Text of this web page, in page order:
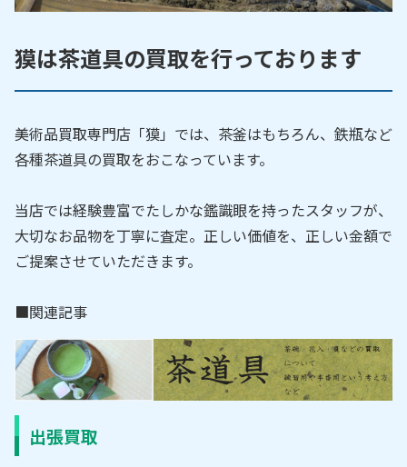
獏は茶道具の買取を行っております
美術品買取専門店「獏」では、茶釜はもちろん、鉄瓶など
各種茶道具の買取をおこなっています。
当店では経験豊富でたしかな鑑識眼を持ったスタッフが、
大切なお品物を丁寧に査定。正しい価値を、正しい金額で
ご提案させていただきます。
■関連記事
出張買取